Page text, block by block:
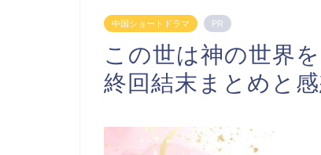
中国ショートドラマ PR
この世は神の世界
終回結末まとめと感